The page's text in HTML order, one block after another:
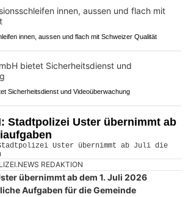
innen, aussen und flach mit Schweizer Qualität
Sicherheitsdienst und Videoüberwachung
Stadtpolizei Uster übernimmt ab
REDAKTION
übernimmt ab dem 1. Juli 2026
Aufgaben für die Gemeinde